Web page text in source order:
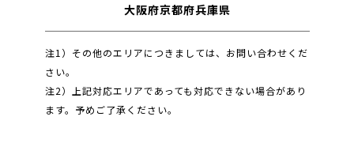
大阪府京都府兵庫県
注1）その他のエリアにつきましては、お問い合わせくだ
さい。
注2）上記対応エリアであっても対応できない場合があり
ます。予めご了承ください。